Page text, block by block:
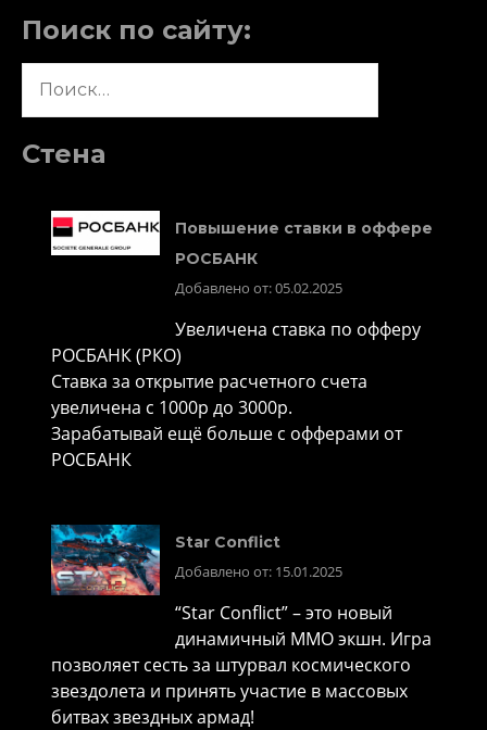
Поиск по сайту:
Стена
Повышение ставки в оффере
РОСБАНК
Добавлено от: 05.02.2025
Увеличена ставка по офферу
РОСБАНК (РКО)
Ставка за открытие расчетного счета
увеличена с 1000р до 3000р.
Зарабатывай ещё больше с офферами от
РОСБАНК
Star Conflict
Добавлено от: 15.01.2025
“Star Conflict” – это новый
динамичный MMO экшн. Игра
позволяет сесть за штурвал космического
звездолета и принять участие в массовых
битвах звездных армад!